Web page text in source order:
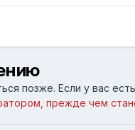
позже. Если у вас есть
прежде чем